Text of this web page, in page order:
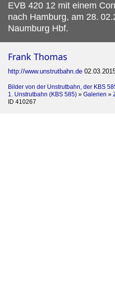
EVB 420 12 mit einem
nach Hamburg, am 28.
Naumburg Hbf.
Frank Thomas
http://www.unstrutbahn.de
Bilder von der Unstrutbahn, der KBS
1. Unstrutbahn (KBS 585) » Galerien »
ID 410267